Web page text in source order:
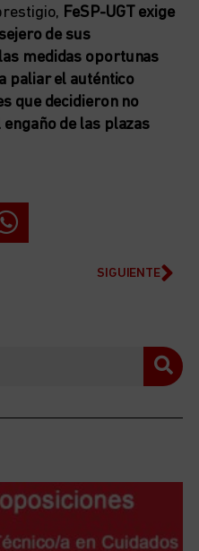
FeSP-UGT exige
de sus
medidas oportunas
paliar el auténtico
que decidieron no
de las plazas
SIGUIENTE